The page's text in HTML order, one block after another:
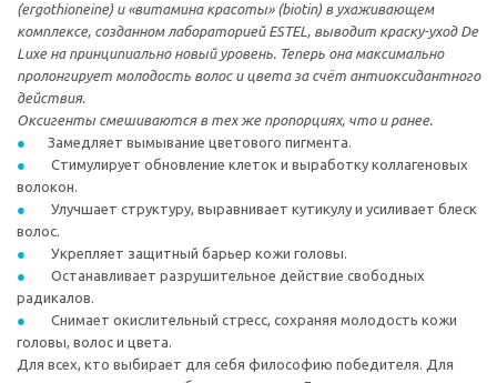
(ergothioneine) и «витамина красоты» (biotin) в ухаживающем
комплексе, созданном лабораторией ESTEL, выводит краску-уход De
Luxe на принципиально новый уровень. Теперь она максимально
пролонгирует молодость волос и цвета за счёт антиоксидантного
действия.
Оксигенты смешиваются в тех же пропорциях, что и ранее.
Замедляет вымывание цветового пигмента.
Стимулирует обновление клеток и выработку коллагеновых
волокон.
Улучшает структуру, выравнивает кутикулу и усиливает блеск
волос.
Укрепляет защитный барьер кожи головы.
Останавливает разрушительное действие свободных
радикалов.
Снимает окислительный стресс, сохраняя молодость кожи
головы, волос и цвета.
Для всех, кто выбирает для себя философию победителя. Для